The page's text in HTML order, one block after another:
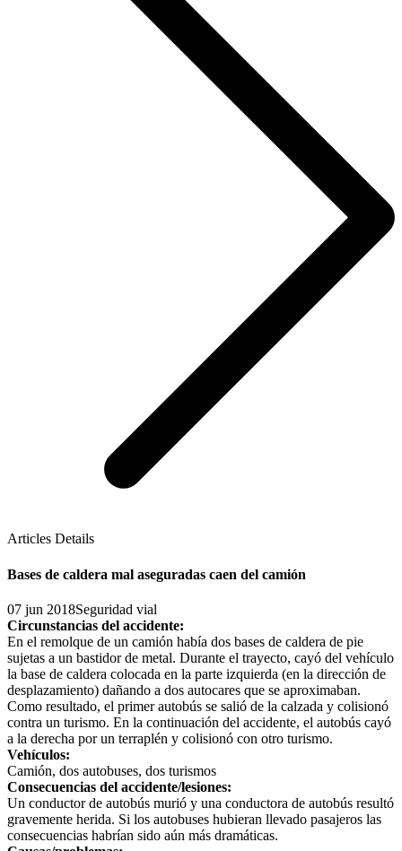
Articles Details
Bases de caldera mal aseguradas caen del camión
07 jun 2018Seguridad vial
Circunstancias del accidente:
En el remolque de un camión había dos bases de caldera de pie
sujetas a un bastidor de metal. Durante el trayecto, cayó del vehículo
la base de caldera colocada en la parte izquierda (en la dirección de
desplazamiento) dañando a dos autocares que se aproximaban.
Como resultado, el primer autobús se salió de la calzada y colisionó
contra un turismo. En la continuación del accidente, el autobús cayó
a la derecha por un terraplén y colisionó con otro turismo.
Vehículos:
Camión, dos autobuses, dos turismos
Consecuencias del accidente/lesiones:
Un conductor de autobús murió y una conductora de autobús resultó
gravemente herida. Si los autobuses hubieran llevado pasajeros las
consecuencias habrían sido aún más dramáticas.